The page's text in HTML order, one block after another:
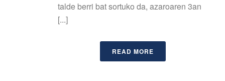
talde berri bat sortuko da, azaroaren 3an
[...]
READ MORE